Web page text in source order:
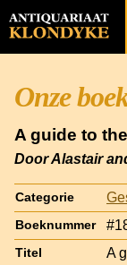
Onze
A guide to
Door Alastair
Categorie
Boeknummer
Titel A